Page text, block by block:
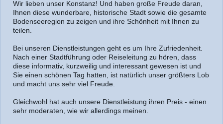
Wir lieben unser Konstanz! Und haben große Freude daran,
Ihnen diese wunderbare, historische Stadt sowie die gesamte
Bodenseeregion zu zeigen und ihre Schönheit mit Ihnen zu
teilen.
Bei unseren Dienstleistungen geht es um Ihre Zufriedenheit.
Nach einer Stadtführung oder Reiseleitung zu hören, dass
diese informativ, kurzweilig und interessant gewesen ist und
Sie einen schönen Tag hatten, ist natürlich unser größters Lob
und macht uns sehr viel Freude.
Gleichwohl hat auch unsere Dienstleistung ihren Preis - einen
sehr moderaten, wie wir allerdings meinen.